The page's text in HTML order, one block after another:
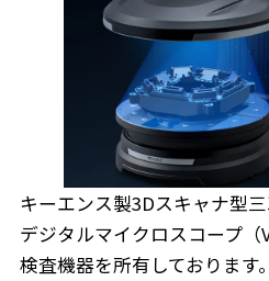
キーエンス製3Dスキャナ型三
デジタルマイクロスコープ（
検査機器を所有しております。